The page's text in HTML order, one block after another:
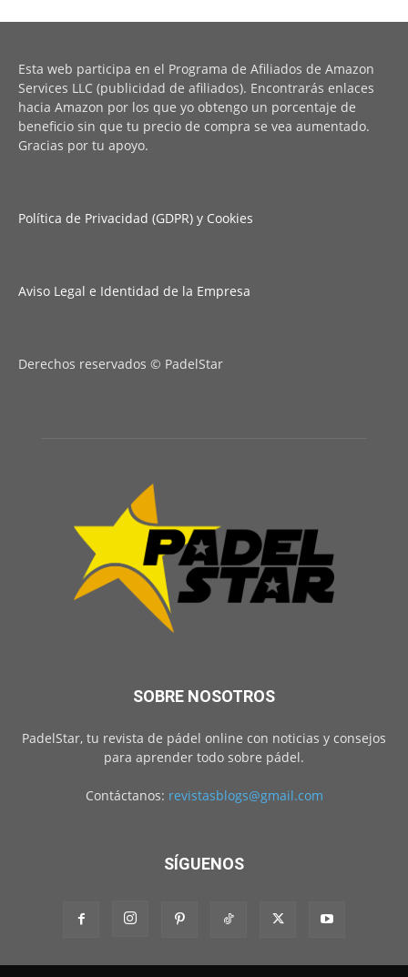
Esta web participa en el Programa de Afiliados de Amazon
Services LLC (publicidad de afiliados). Encontrarás enlaces
hacia Amazon por los que yo obtengo un porcentaje de
beneficio sin que tu precio de compra se vea aumentado.
Gracias por tu apoyo.
Política de Privacidad (GDPR) y Cookies
Aviso Legal e Identidad de la Empresa
Derechos reservados © PadelStar
SOBRE NOSOTROS
PadelStar, tu revista de pádel online con noticias y consejos
para aprender todo sobre pádel.
Contáctanos: revistasblogs@gmail.com
SÍGUENOS